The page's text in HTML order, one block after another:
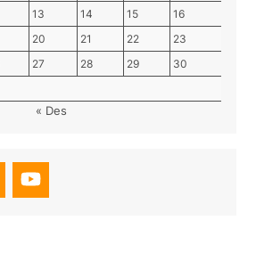
13 14 15
16
20 21 22
23
27 28 29
30
« Des